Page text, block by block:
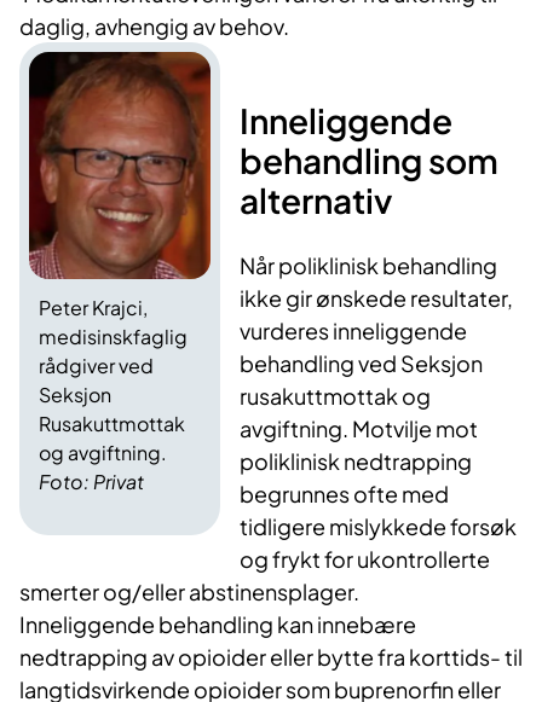
daglig, avhengig av behov.
Foto: Privat
Peter Krajci,
medisinskfaglig
rådgiver ved
Seksjon
Rusakuttmottak
og avgiftning.
Inneliggende
behandling som
alternativ
Når poliklinisk behandling
ikke gir ønskede resultater,
vurderes inneliggende
behandling ved Seksjon
rusakuttmottak og
avgiftning. Motvilje mot
poliklinisk nedtrapping
begrunnes ofte med
tidligere mislykkede forsøk
og frykt for ukontrollerte
smerter og/eller abstinensplager.
Inneliggende behandling kan innebære
nedtrapping av opioider eller bytte fra korttids- til
langtidsvirkende opioider som buprenorfin eller